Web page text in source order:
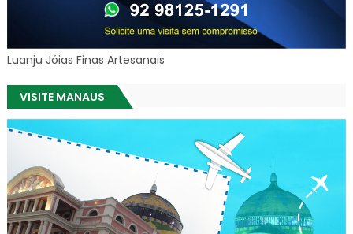
Luanju Jóias Finas Artesanais
VISITE MANAUS